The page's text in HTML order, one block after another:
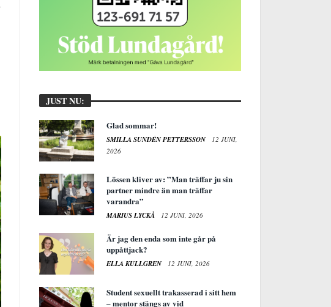
JUST NU:
Glad sommar!
SMILLA SUNDÉN PETTERSSON
12 JUNI,
2026
Lössen kliver av: ”Man träffar ju sin
partner mindre än man träffar
varandra”
MARIUS LYCKÅ 12 JUNI, 2026
Är jag den enda som inte går på
uppåttjack?
ELLA KULLGREN 12 JUNI, 2026
Student sexuellt trakasserad i sitt hem
– mentor stängs av vid